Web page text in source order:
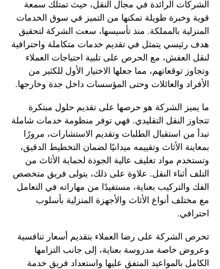
الشركات الرائدة في مجال النقل، حيث تمتلك سمعة
قوية وخبرة طويلة تمكنها من التميز في سوق الخدمات
المنزلية بالمملكة. منذ تأسيسها، سعت الشركة لتحقيق
هدف رئيسي يتمثل في تقديم خدمات متكاملة واحترافية
لنقل العفش، مع الحرص على تلبية احتياجات العملاء
وتجاوز توقعاتهم، مما جعلها الاختيار الأول للكثير من
الأفراد والعائلات وحتى المؤسسات داخل جدة وخارجها.
ما يميز الشركة هو حرصها على تقديم حلول مبتكرة
تتجاوز النقل التقليدي. فهي توفر منظومة خدمات شاملة
تبدأ من استقبال الطلبات وتقديم الاستشارات، مرورًا
بمعاينة الأثاث وتقييمه ميدانيًا لضمان التخطيط الدقيق،
وتستخدم مواد تغليف عالية الجودة لحماية الأثاث من
التلف أثناء النقل. علاوة على ذلك، يتولى فريق متخصص
الفك والتركيب بعناية، مستفيدًا من مهاراته في التعامل
مع مختلف أنواع الأثاث والأجهزة المنزلية بأسلوب
احترافي.
تحرص الشركة على رضا العملاء بتقديم أسعار تنافسية
وعروض خاصة مدروسة بعناية، إلى جانب التزامها
الكامل بالمواعيد المتفق عليها واستعداد فريق خدمة